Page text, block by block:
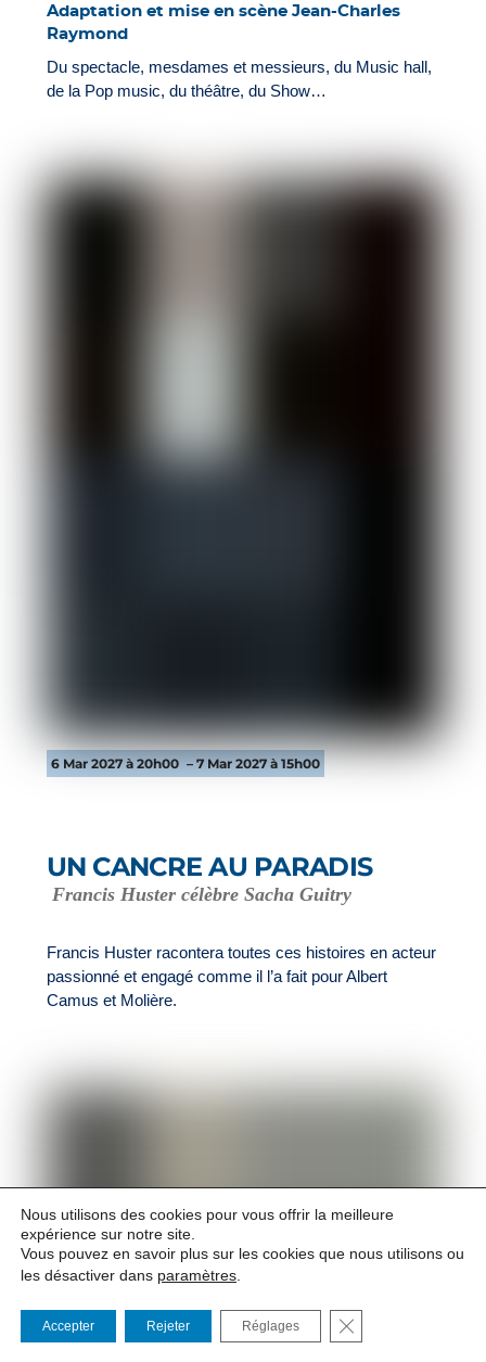
Adaptation et mise en scène Jean-Charles
Raymond
Du spectacle, mesdames et messieurs, du Music hall,
de la Pop music, du théâtre, du Show…
6 Mar 2027 à 20h00 – 7 Mar 2027 à 15h00
UN CANCRE AU PARADIS
Francis Huster célèbre Sacha Guitry
Francis Huster racontera toutes ces histoires en acteur
passionné et engagé comme il l’a fait pour Albert
Camus et Molière.
Nous utilisons des cookies pour vous offrir la meilleure
expérience sur notre site.
Vous pouvez en savoir plus sur les cookies que nous utilisons ou
les désactiver dans paramètres
Accepter Rejeter Réglages FERMER LA